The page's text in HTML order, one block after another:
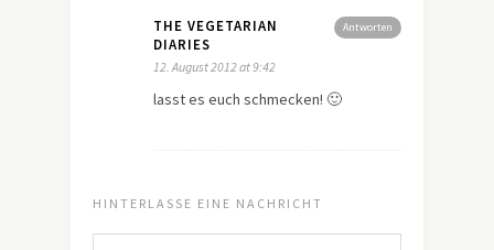
Antworten
THE VEGETARIAN
DIARIES
12. August 2012 at 9:42
lasst es euch schmecken! 🙂
HINTERLASSE EINE NACHRICHT